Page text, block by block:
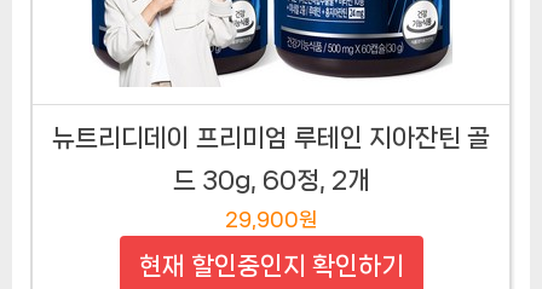
뉴트리디데이 프리미엄 루테인 지아잔틴 골
드 30g, 60정, 2개
29,900원
현재 할인중인지 확인하기